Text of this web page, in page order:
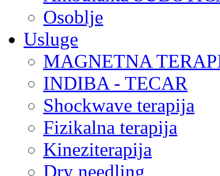
Osoblje
Usluge
MAGNETNA
INDIBA - TECAR
Shockwave terapija
Fizikalna terapija
Kineziterapija
Dry needling